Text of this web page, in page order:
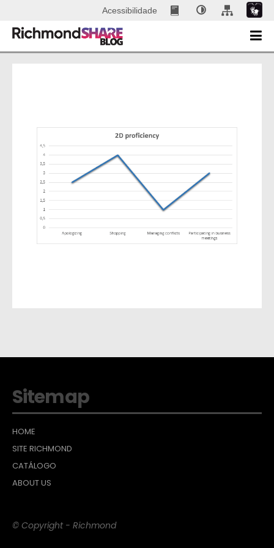
Acessibilidade
Sitemap
HOME
SITE RICHMOND
CATÁLOGO
ABOUT US
© Copyright - Richmond